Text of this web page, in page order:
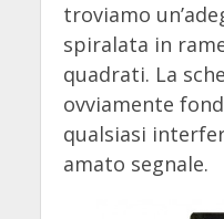
troviamo
spiralata in
quadrati. La
ovviamente
qualsiasi
amato segnale.